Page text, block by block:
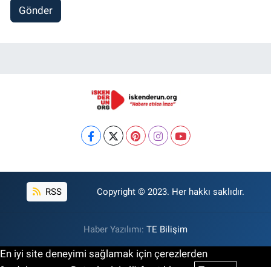
Gönder
RSS Copyright © 2023. Her hakkı saklıdır.
Haber Yazılımı: TE Bilişim
En iyi site deneyimi sağlamak için çerezlerden